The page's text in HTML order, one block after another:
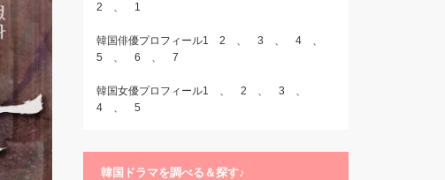
2
、 1
韓国俳優プロフィール1 2 、 3 、 4
、
5
、 6 、 7
韓国女優プロフィール1 、 2 、 3
、
4
、 5
韓国ドラマを調べる＆探す♪